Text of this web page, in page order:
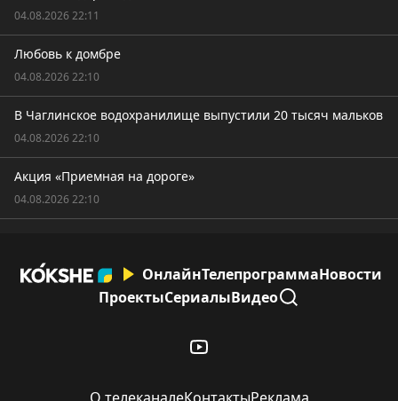
04.08.2026 22:11
Любовь к домбре
04.08.2026 22:10
В Чаглинское водохранилище выпустили 20 тысяч мальков
04.08.2026 22:10
Акция «Приемная на дороге»
04.08.2026 22:10
ОнлайнТелепрограммаНовости
ПроектыСериалыВидео